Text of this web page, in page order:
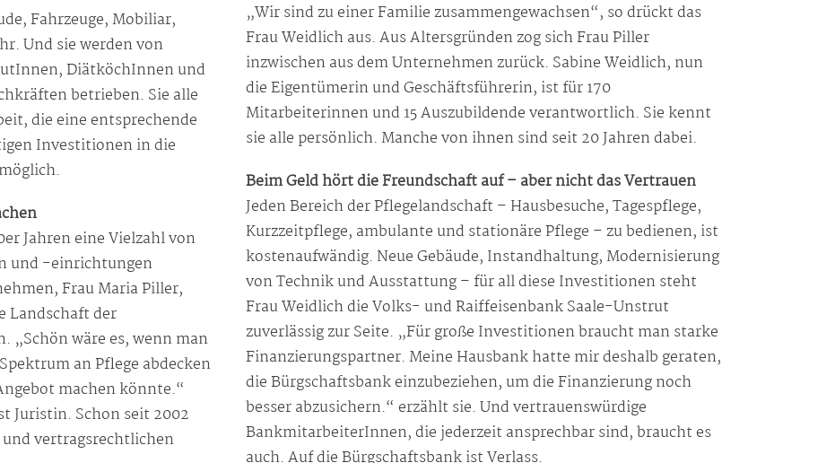
Fahrzeuge, Mobiliar,
Und sie werden von
DiätköchInnen und
betrieben. Sie alle
die eine entsprechende
Investitionen in die
Jahren eine Vielzahl von
und -einrichtungen
Frau Maria Piller,
Landschaft der
„Schön wäre es, wenn man
an Pflege abdecken
machen könnte.“
Juristin. Schon seit 2002
vertragsrechtlichen
„Wir sind zu einer Familie zusammengewachsen“, so drückt das
Frau Weidlich aus. Aus Altersgründen zog sich Frau Piller
inzwischen aus dem Unternehmen zurück. Sabine Weidlich, nun
die Eigentümerin und Geschäftsführerin, ist für 170
Mitarbeiterinnen und 15 Auszubildende verantwortlich. Sie kennt
sie alle persönlich. Manche von ihnen sind seit 20 Jahren dabei.
Beim Geld hört die Freundschaft auf – aber nicht das Vertrauen
Jeden Bereich der Pflegelandschaft – Hausbesuche, Tagespflege,
Kurzzeitpflege, ambulante und stationäre Pflege – zu bedienen, ist
kostenaufwändig. Neue Gebäude, Instandhaltung, Modernisierung
von Technik und Ausstattung – für all diese Investitionen steht
Frau Weidlich die Volks- und Raiffeisenbank Saale-Unstrut
zuverlässig zur Seite. „Für große Investitionen braucht man starke
Finanzierungspartner. Meine Hausbank hatte mir deshalb geraten,
die Bürgschaftsbank einzubeziehen, um die Finanzierung noch
besser abzusichern.“ erzählt sie. Und vertrauenswürdige
BankmitarbeiterInnen, die jederzeit ansprechbar sind, braucht es
auch. Auf die Bürgschaftsbank ist Verlass.